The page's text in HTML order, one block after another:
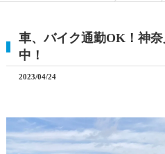
車、バイク通勤OK！神
中！
2023/04/24